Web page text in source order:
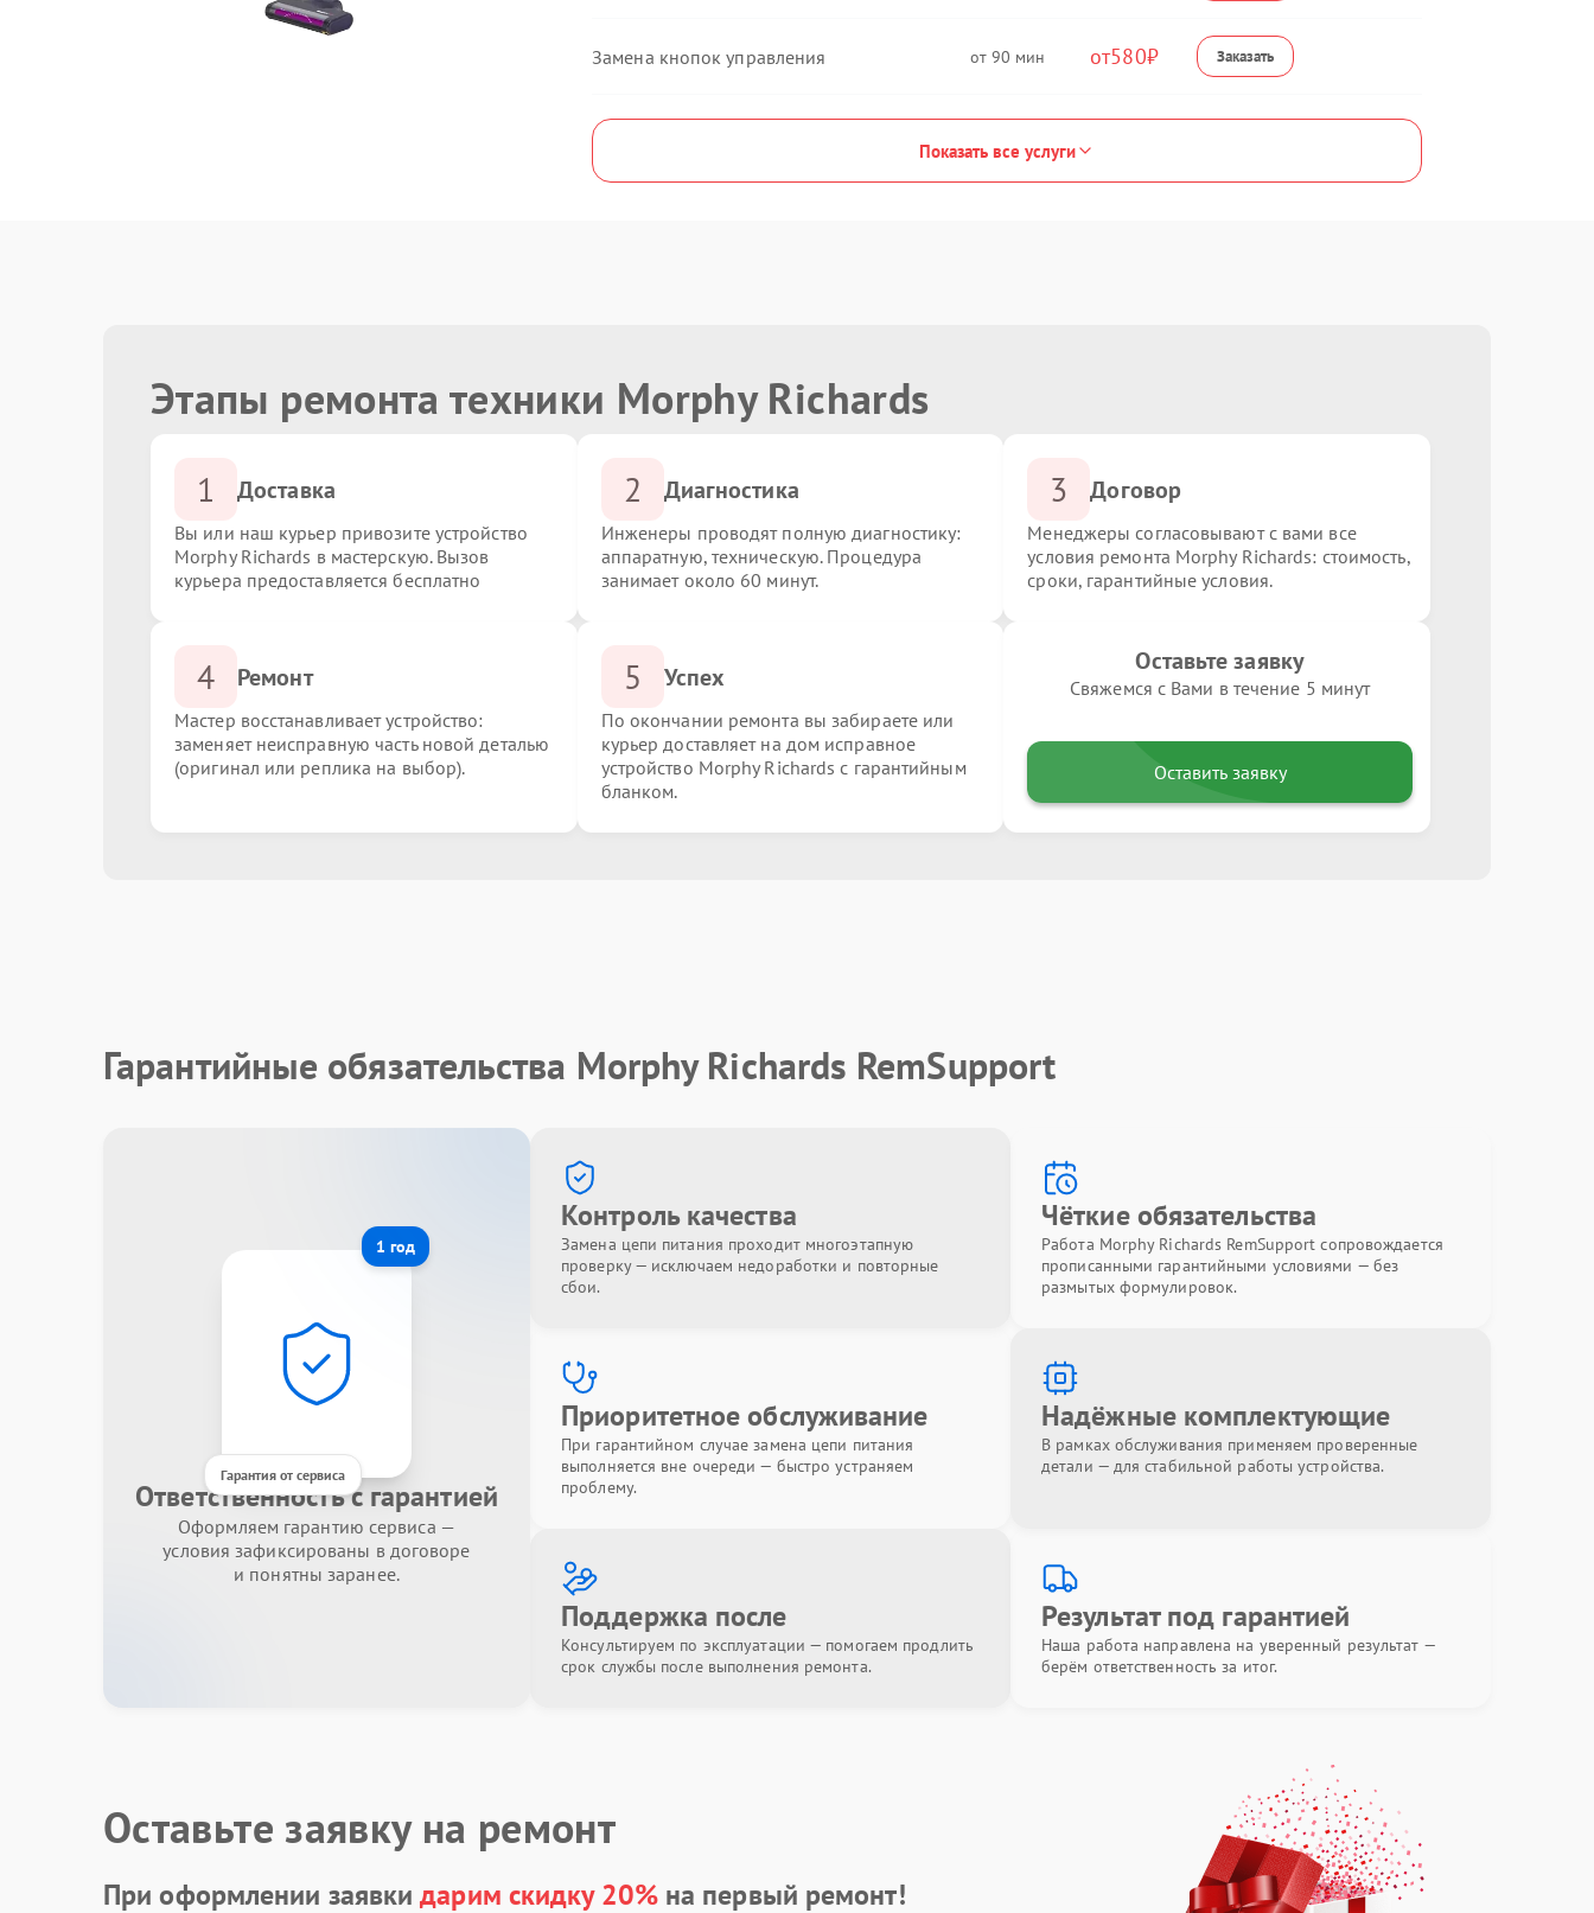
Замена кнопок управления 90 580
Показать все услуги
Этапы ремонта техники Morphy Richards
1 Доставка
Вы или наш курьер привозите устройство
Morphy Richards в мастерскую. Вызов
курьера предоставляется бесплатно
2 Диагностика
Инженеры проводят полную диагностику:
аппаратную, техническую. Процедура
занимает около 60 минут.
3 Договор
Менеджеры согласовывают с вами все
условия ремонта Morphy Richards: стоимость,
сроки, гарантийные условия.
4 Ремонт
Мастер восстанавливает устройство:
заменяет неисправную часть новой деталью
(оригинал или реплика на выбор).
5 Успех
По окончании ремонта вы забираете или
курьер доставляет на дом исправное
устройство Morphy Richards с гарантийным
бланком.
Оставьте заявку
Свяжемся с Вами в течение 5 минут
Оставить заявку
Гарантийные обязательства Morphy Richards RemSupport
1 год
Гарантия от сервиса
Ответственность с гарантией
Оформляем гарантию сервиса —
условия зафиксированы в договоре
и понятны заранее.
Контроль качества
Замена цепи питания проходит многоэтапную
проверку — исключаем недоработки и повторные
сбои.
Чёткие обязательства
Работа Morphy Richards RemSupport сопровождается
прописанными гарантийными условиями — без
размытых формулировок.
Приоритетное обслуживание
При гарантийном случае замена цепи питания
выполняется вне очереди — быстро устраняем
проблему.
Надёжные комплектующие
В рамках обслуживания применяем проверенные
детали — для стабильной работы устройства.
Поддержка после
Консультируем по эксплуатации — помогаем продлить
срок службы после выполнения ремонта.
Результат под гарантией
Наша работа направлена на уверенный результат —
берём ответственность за итог.
Оставьте заявку на ремонт
При оформлении заявкидарим скидку 20%на первый ремонт!